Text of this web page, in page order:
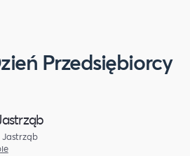
Przedsiębiorcy
Jastrząb